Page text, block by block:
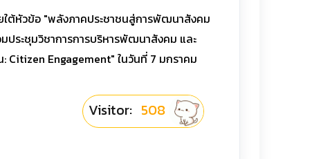
ใต้หัวข้อ "พลังภาคประชาชนสู่การพัฒนาสังคม
ระชุมวิชาการการบริหารพัฒนาสังคม และ
Citizen Engagement" ในวันที่ 7 มกราคม
Visitor: 508